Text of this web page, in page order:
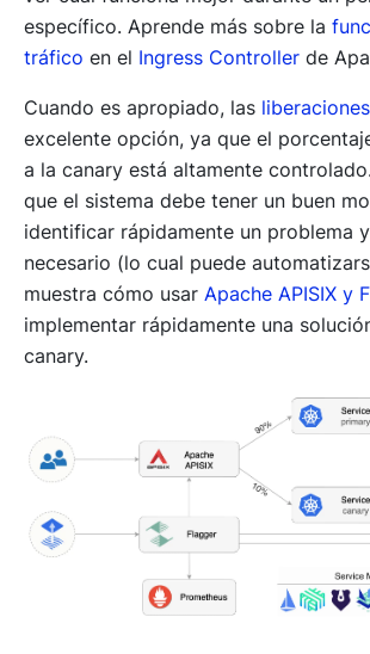
específico. Aprende más sobre la
tráfico en el Ingress Controller de
Cuando es apropiado, las
excelente opción, ya que el
a la canary está altamente
que el sistema debe tener un buen
identificar rápidamente un problema
necesario (lo cual puede
muestra cómo usar Apache APISIX y
implementar rápidamente una
canary.